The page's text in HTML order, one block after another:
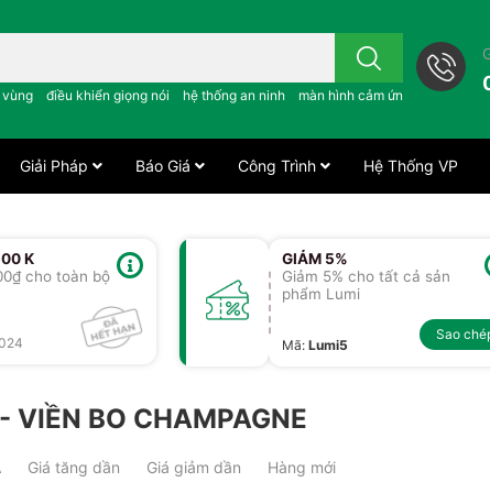
ứng..; âm thanh đa vùng ; điều khiển giọng nói ;
vùng điều khiển giọng nói hệ thống an ninh màn hình cảm ứng
Giải Pháp Báo Giá Công Trình Hệ Thống VP
K
cho toàn bộ
GIẢM 5%
Giảm 5% cho tất cả sản
phẩm Lumi
Mã: Lumi5
Sao
VIỀN BO CHAMPAGNE
Giá tăng dần Giá giảm dần Hàng mới